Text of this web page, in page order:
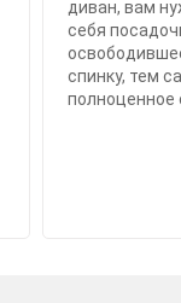
диван, вам
себя
спинку, тем
полноценное